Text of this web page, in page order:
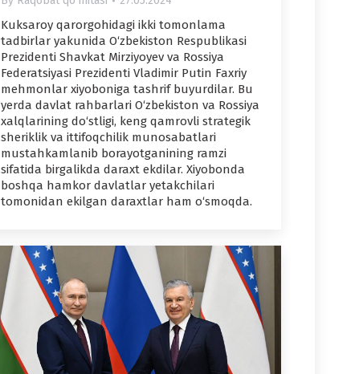
Kuksaroy qarorgohidagi ikki tomonlama
tadbirlar yakunida O‘zbekiston Respublikasi
Prezidenti Shavkat Mirziyoyev va Rossiya
Federatsiyasi Prezidenti Vladimir Putin Faxriy
mehmonlar xiyoboniga tashrif buyurdilar. Bu
yerda davlat rahbarlari O‘zbekiston va Rossiya
xalqlarining do‘stligi, keng qamrovli strategik
sheriklik va ittifoqchilik munosabatlari
mustahkamlanib borayotganining ramzi
sifatida birgalikda daraxt ekdilar. Xiyobonda
boshqa hamkor davlatlar yetakchilari
tomonidan ekilgan daraxtlar ham o‘smoqda.